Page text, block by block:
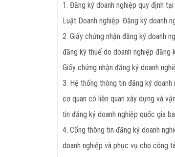
1. Đăng ký doanh nghiệp quy định
Luật Doanh nghiệp. Đăng ký doanh
2. Giấy chứng nhận đăng ký doanh
đăng ký thuế do doanh nghiệp đăng
Giấy chứng nhận đăng ký doanh
3. Hệ thống thông tin đăng ký
cơ quan có liên quan xây dựng và
tin đăng ký doanh nghiệp quốc gia
4. Cổng thông tin đăng ký doanh
doanh nghiệp và phục vụ cho công